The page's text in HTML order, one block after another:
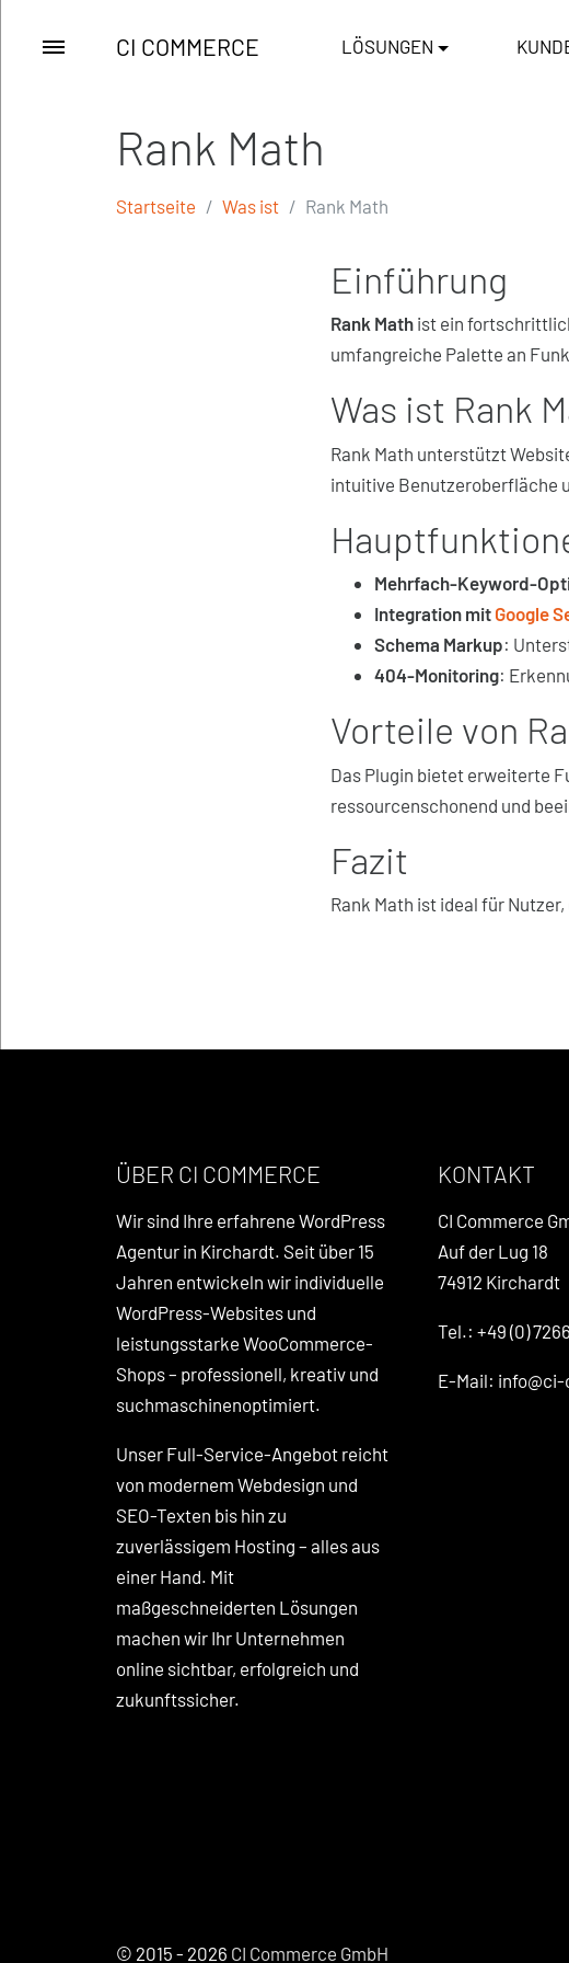
CI COMMERCE LÖSUNGEN
Rank Math
Startseite Was ist Rank Math
Einführung
Rank Mathist ein
umfangreiche Palette an
Was ist Rank
Rank Math unterstützt
intuitive Benutzeroberfläche
Mehrfach-Keyword-
Integration mit Google
Schema Markup:
404-Monitoring:
Vorteile von
Das Plugin bietet erweiterte
ressourcenschonend und
Fazit
Rank Math ist ideal für
ÜBER CI COMMERCE
Wir sind Ihre erfahrene WordPress
Agentur in Kirchardt. Seit über 15
Jahren entwickeln wir individuelle
WordPress-Websites und
leistungsstarke WooCommerce-
Shops – professionell, kreativ und
suchmaschinenoptimiert.
Unser Full-Service-Angebot reicht
von modernem Webdesign und
SEO-Texten bis hin zu
zuverlässigem Hosting – alles aus
einer Hand. Mit
maßgeschneiderten Lösungen
machen wir Ihr Unternehmen
online sichtbar, erfolgreich und
zukunftssicher.
KONTAKT
CI Commerce
Auf der Lug 18
74912 Kirchardt
Tel.: +49 (0)
E-Mail:
© 2015 - 2026 CI Commerce GmbH